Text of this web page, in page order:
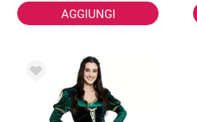
AGGIUNGI